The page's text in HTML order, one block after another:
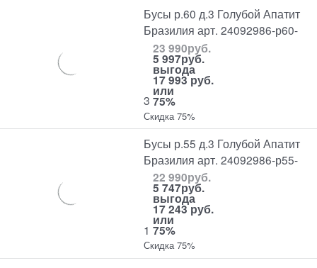
Бусы р.60 д.3 Голубой Апатит
Бразилия арт. 24092986-р60-
3
23 990руб.
5 997руб.
выгода
17 993 руб.
или
75%
Скидка 75%
Бусы р.55 д.3 Голубой Апатит
Бразилия арт. 24092986-р55-
1
22 990руб.
5 747руб.
выгода
17 243 руб.
или
75%
Скидка 75%